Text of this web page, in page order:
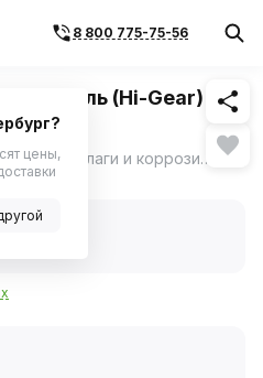
8 800 775-75-56Похожие
аэрозоль (Hi-Gear)
Применяется для смазки, защиты от влаги и коррозии, разъединения заклинивших и примерзших металлических деталей, удаления сложных загрязнений. ещё
цены,